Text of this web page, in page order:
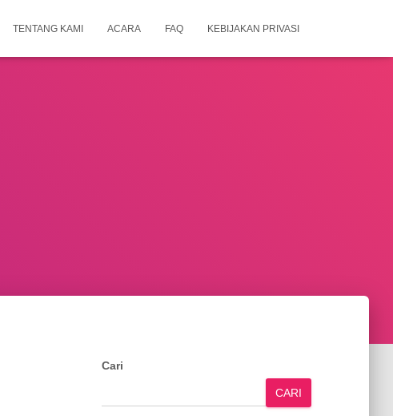
TENTANG KAMI ACARA FAQ KEBIJAKAN PRIVASI
Cari
CARI